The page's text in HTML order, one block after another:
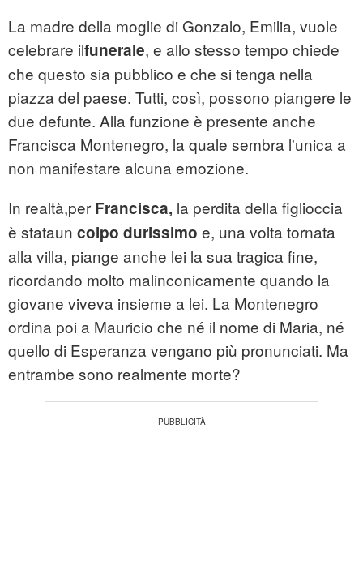
La madre della moglie di Gonzalo, Emilia, vuole
celebrare ilfunerale, e allo stesso tempo chiede
che questo sia pubblico e che si tenga nella
piazza del paese. Tutti, così, possono piangere le
due defunte. Alla funzione è presente anche
Francisca Montenegro, la quale sembra l'unica a
non manifestare alcuna emozione.
In realtà,per Francisca, la perdita della figlioccia
è stataun colpo durissimo e, una volta tornata
alla villa, piange anche lei la sua tragica fine,
ricordando molto malinconicamente quando la
giovane viveva insieme a lei. La Montenegro
ordina poi a Mauricio che né il nome di Maria, né
quello di Esperanza vengano più pronunciati. Ma
entrambe sono realmente morte?